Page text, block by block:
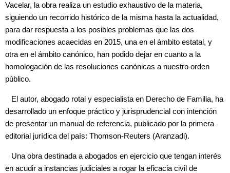
Vacelar, la obra realiza un estudio exhaustivo de la materia,
siguiendo un recorrido histórico de la misma hasta la actualidad,
para dar respuesta a los posibles problemas que las dos
modificaciones acaecidas en 2015, una en el ámbito estatal, y
otra en el ámbito canónico, han podido dejar en cuanto a la
homologación de las resoluciones canónicas a nuestro orden
público.
El autor, abogado rotal y especialista en Derecho de Familia, ha
desarrollado un enfoque práctico y jurisprudencial con intención
de presentar un manual de referencia, publicado por la primera
editorial jurídica del país: Thomson-Reuters (Aranzadi).
Una obra destinada a abogados en ejercicio que tengan interés
en acudir a instancias judiciales a rogar la eficacia civil de